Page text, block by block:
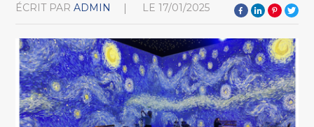
ÉCRIT PAR ADMIN LE 17/01/2025